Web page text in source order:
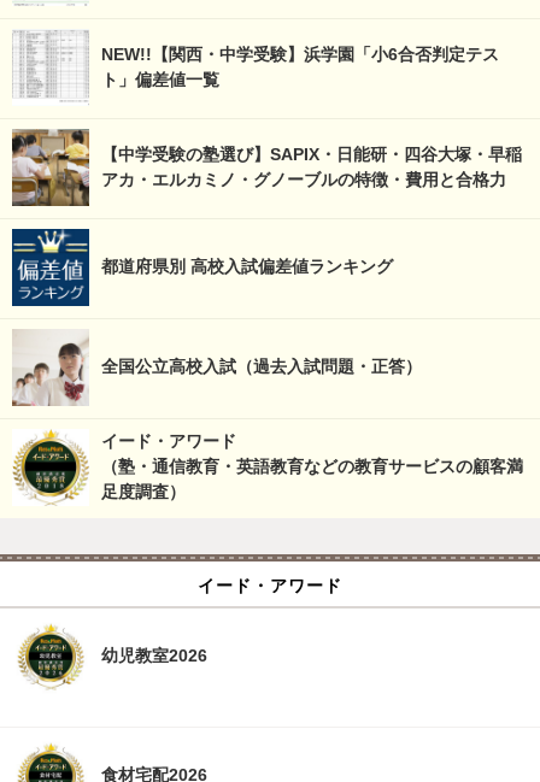
NEW!!【関西・中学受験】浜学園「小6合否判定テス
ト」偏差値一覧
【中学受験の塾選び】SAPIX・日能研・四谷大塚・早稲
アカ・エルカミノ・グノーブルの特徴・費用と合格力
都道府県別 高校入試偏差値ランキング
全国公立高校入試（過去入試問題・正答）
イード・アワード
（塾・通信教育・英語教育などの教育サービスの顧客満
足度調査）
イード・アワード
幼児教室2026
食材宅配2026